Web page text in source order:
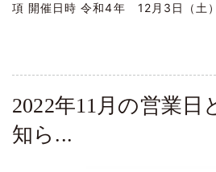
項 開催日時 令和4年 12月3日（
2022年11月の営業日
知ら...